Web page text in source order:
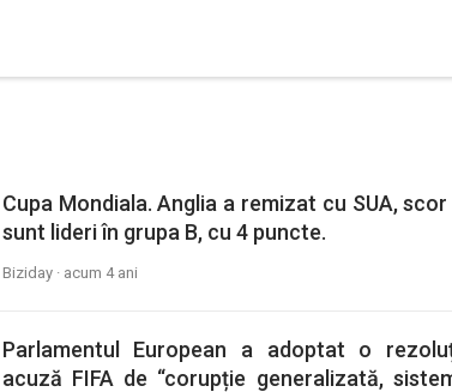
Cupa Mondiala. Anglia a remizat cu SUA,
sunt lideri în grupa B, cu 4 puncte.
Biziday · acum 4 ani
Parlamentul European a adoptat o
acuză FIFA de “corupție generalizată,